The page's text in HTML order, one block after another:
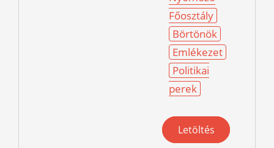
Főosztály
Börtönök
Emlékezet
Politikai
perek
Letöltés